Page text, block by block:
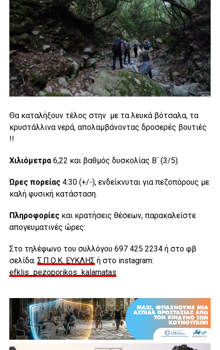
Θα καταλήξουν τέλος στην με τα λευκά βότσαλα, τα
κρυστάλλινα νερά, απολαμβάνοντας δροσερές βουτιές
!!
Χιλιόμετρα6,22 και βαθμός δυσκολίας Β΄ (3/5).
Ώρες πορείας4:30 (+/-), ενδείκνυται για πεζοπόρους με
καλή φυσική κατάσταση.
Πληροφορίεςκαι κρατήσεις θέσεων, παρακαλείστε
απογευματινές ώρες:
Στο τηλέφωνο του συλλόγου 697 425 2234 ή στο φβ
σελίδα: Σ.Π.Ο.Κ. ΕΥΚΛΗΣ ή στο instagram:
efklis_pezoporikos_kalamatas